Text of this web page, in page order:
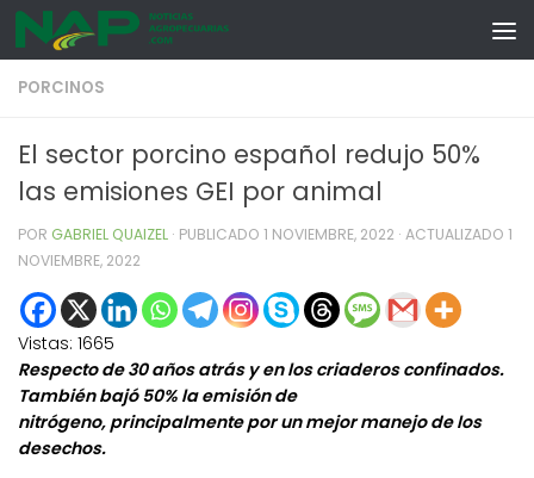
Skip to content
PORCINOS
El sector porcino español redujo 50%
las emisiones GEI por animal
POR GABRIEL QUAIZEL · PUBLICADO 1 NOVIEMBRE, 2022 · ACTUALIZADO 1
NOVIEMBRE, 2022
Vistas: 1665
Respecto de 30 años atrás y en los criaderos confinados.
También bajó 50% la emisión de
nitrógeno,principalmente por un mejor manejo de los
desechos.